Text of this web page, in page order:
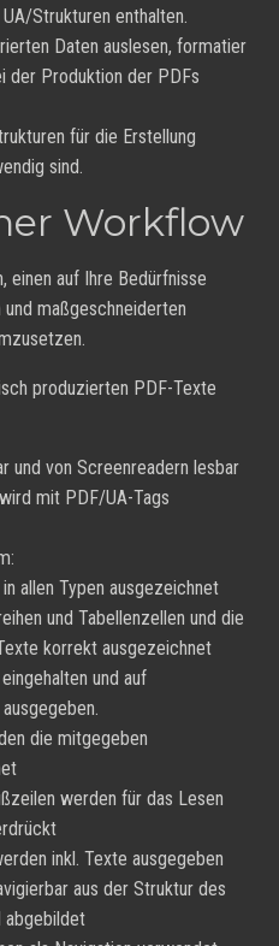
Strukturen enthalten.
Daten auslesen, formatier
der Produktion der PDFs
für die Erstellung
sind.
Workflow
einen auf Ihre Bedürfnisse
maßgeschneiderten
produzierten PDF-Texte
und von Screenreadern lesbar
mit PDF/UA-Tags
allen Typen ausgezeichnet
und Tabellenzellen und die
korrekt ausgezeichnet
und auf
die mitgegeben
werden für das Lesen
inkl. Texte ausgegeben
aus der Struktur des
abgebildet